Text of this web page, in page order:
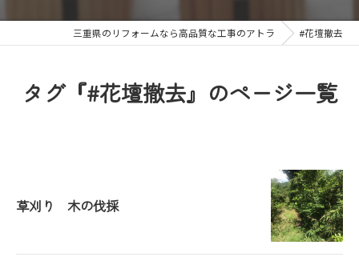
三重県のリフォームなら高品質な工事のアトラ #花壇撤去
タグ『#花壇撤去』のページ一覧
草刈り 木の伐採